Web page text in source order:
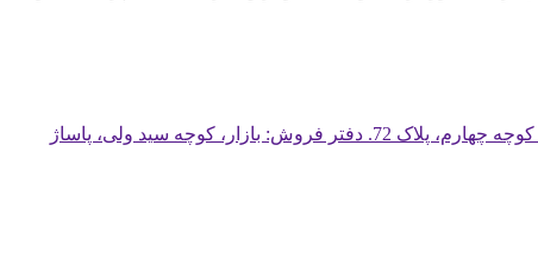
کارخانه: تهران، آزادگان، روبروی چهارراه یافت آباد غربی، کندرو به سمت آزادگان شرقی، خیابان عرفان، خیابان حشمت، میدان پدر، کوچه چهارم، پلاک 72. دفتر فروش: بازار، کوچه سید ولی، پاساژ